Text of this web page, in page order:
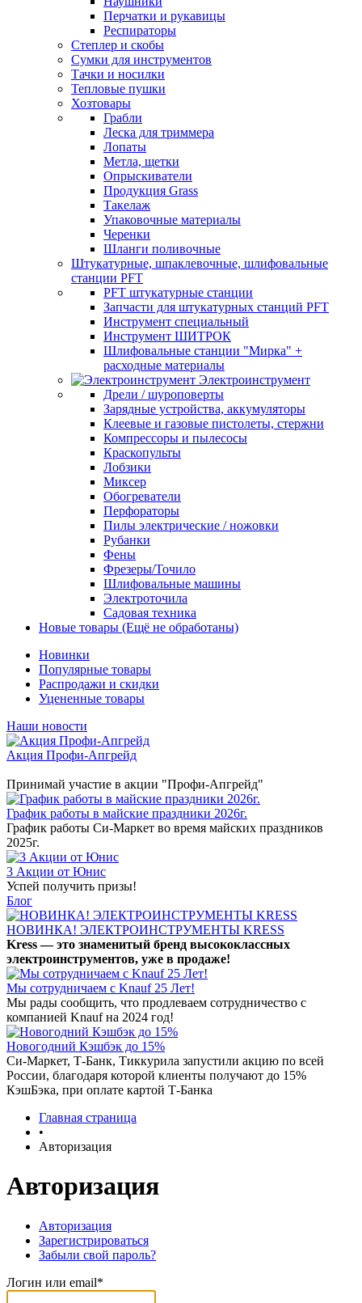
Перчатки и рукавицы
Респираторы
Степлер и скобы
Сумки для инструментов
Тачки и носилки
Тепловые пушки
Хозтовары
Грабли
Леска для триммера
Лопаты
Метла, щетки
Опрыскиватели
Продукция Grass
Такелаж
Упаковочные материалы
Черенки
Шланги поливочные
Штукатурные, шпаклевочные, шлифовальные
станции PFT
PFT штукатурные станции
Запчасти для штукатурных станций PFT
Инструмент специальный
Инструмент ШИТРОК
Шлифовальные станции "Мирка" +
расходные материалы
Электроинструмент
Дрели / шуроповерты
Зарядные устройства, аккумуляторы
Клеевые и газовые пистолеты, стержни
Компрессоры и пылесосы
Краскопульты
Лобзики
Миксер
Обогреватели
Перфораторы
Пилы электрические / ножовки
Рубанки
Фены
Фрезеры/Точило
Шлифовальные машины
Электроточила
Садовая техника
Новые товары (Ещё не обработаны)
Новинки
Популярные товары
Распродажи и скидки
Уцененные товары
Наши новости
Акция Профи-Апгрейд
Принимай участие в акции "Профи-Апгрейд"
График работы в майские праздники 2026г.
График работы Си-Маркет во время майских праздников
2025г.
3 Акции от Юнис
Успей получить призы!
Блог
НОВИНКА! ЭЛЕКТРОИНСТРУМЕНТЫ KRESS
Kress — это знаменитый бренд высококлассных
электроинструментов, уже в продаже!
Мы сотрудничаем с Knauf 25 Лет!
Мы рады сообщить, что продлеваем сотрудничество с
компанией Knauf на 2024 год!
Новогодний Кэшбэк до 15%
Си-Маркет, Т-Банк, Тиккурила запустили акцию по всей
России, благодаря которой клиенты получают до 15%
КэшБэка, при оплате картой Т-Банка
Главная страница
•
Авторизация
Авторизация
Авторизация
Зарегистрироваться
Забыли свой пароль?
Логин или email*